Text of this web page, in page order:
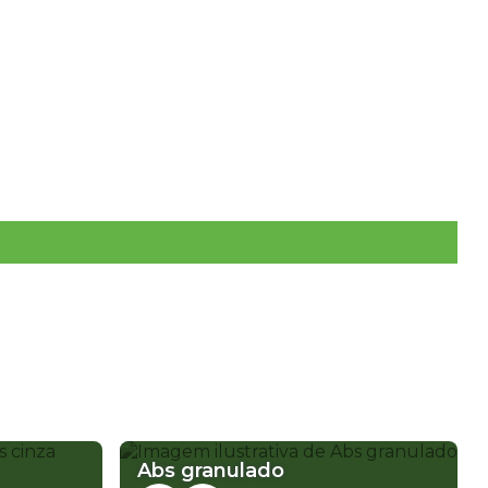
Abs granulado